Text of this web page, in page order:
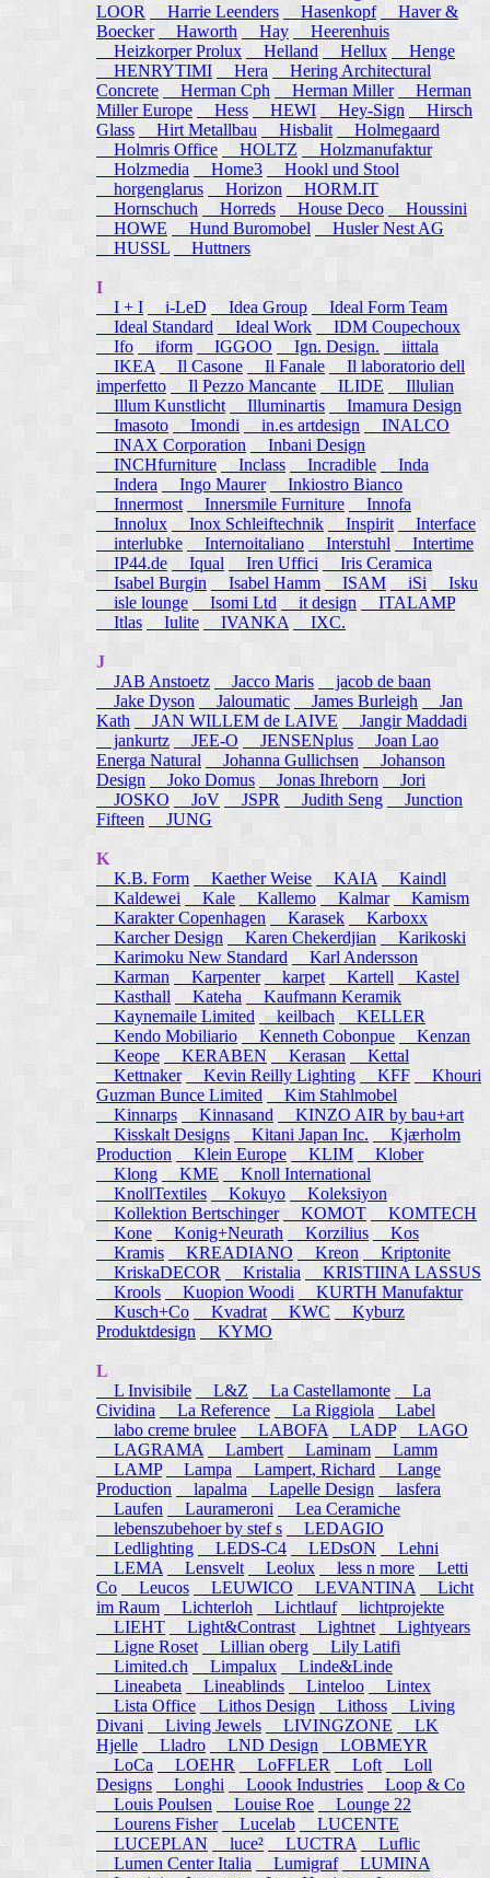
LOOR
Harrie Leenders Hasenkopf
Haver &
Boecker
Haworth Hay
Heerenhuis
Heizkorper Prolux
Helland Hellux
Henge
HENRYTIMI
Hera
Hering Architectural
Concrete
Herman Cph Herman Miller
Herman
Miller Europe
Hess HEWI Hey-Sign
Hirsch
Glass
Hirt Metallbau Hisbalit
Holmegaard
Holmris Office
HOLTZ
Holzmanufaktur
Holzmedia
Home3
Hookl und Stool
horgenglarus
Horizon
HORM.IT
Hornschuch
Horreds House Deco
Houssini
HOWE
Hund Buromobel
Husler Nest AG
HUSSL
Huttners
I
I + I
i-LeD Idea Group
Ideal Form Team
Ideal Standard
Ideal Work
IDM Coupechoux
Ifo
iform IGGOO Ign. Design.
iittala
IKEA
Il Casone Il Fanale
Il laboratorio dell
imperfetto
Il Pezzo Mancante ILIDE
Illulian
Illum Kunstlicht
Illuminartis
Imamura Design
Imasoto
Imondi in.es artdesign
INALCO
INAX Corporation
Inbani Design
INCHfurniture
Inclass Incradible
Inda
Indera
Ingo Maurer
Inkiostro Bianco
Innermost
Innersmile Furniture
Innofa
Innolux
Inox Schleiftechnik Inspirit
Interface
interlubke
Internoitaliano Interstuhl
Intertime
IP44.de
Iqual Iren Uffici
Iris Ceramica
Isabel Burgin
Isabel Hamm ISAM iSi Isku
isle lounge
Isomi Ltd it design
ITALAMP
Itlas
Iulite IVANKA IXC.
J
JAB Anstoetz
Jacco Maris
jacob de baan
Jake Dyson
Jaloumatic James Burleigh
Jan
Kath
JAN WILLEM de LAIVE
Jangir Maddadi
jankurtz JEE-O JENSENplus
Joan Lao
Energa Natural
Johanna Gullichsen
Johanson
Design
Joko Domus Jonas Ihreborn
Jori
JOSKO
JoV JSPR Judith Seng
Junction
Fifteen
JUNG
K
K.B. Form
Kaether Weise KAIA
Kaindl
Kaldewei
Kale Kallemo Kalmar
Kamism
Karakter Copenhagen
Karasek
Karboxx
Karcher Design
Karen Chekerdjian
Karikoski
Karimoku New Standard
Karl Andersson
Karman
Karpenter karpet Kartell
Kastel
Kasthall
Kateha
Kaufmann Keramik
Kaynemaile Limited keilbach
KELLER
Kendo Mobiliario
Kenneth Cobonpue
Kenzan
Keope
KERABEN Kerasan
Kettal
Kettnaker Kevin Reilly Lighting KFF
Khouri
Guzman Bunce Limited
Kim Stahlmobel
Kinnarps
Kinnasand
KINZO AIR by bau+art
Kisskalt Designs
Kitani Japan Inc.
Kjærholm
Production
Klein Europe KLIM
Klober
Klong
KME
Knoll International
KnollTextiles
Kokuyo
Koleksiyon
Kollektion Bertschinger KOMOT
KOMTECH
Kone
Konig+Neurath Korzilius
Kos
Kramis
KREADIANO Kreon
Kriptonite
KriskaDECOR
Kristalia
KRISTIINA LASSUS
Krools
Kuopion Woodi
KURTH Manufaktur
Kusch+Co
Kvadrat KWC
Kyburz
Produktdesign
KYMO
L
L Invisibile
L&Z La Castellamonte
La
Cividina
La Reference La Riggiola
Label
labo creme brulee
LABOFA LADP
LAGO
LAGRAMA
Lambert Laminam
Lamm
LAMP
Lampa Lampert, Richard
Lange
Production
lapalma Lapelle Design
lasfera
Laufen
Laurameroni
Lea Ceramiche
lebenszubehoer by stef s
LEDAGIO
Ledlighting
LEDS-C4 LEDsON
Lehni
LEMA
Lensvelt Leolux less n more
Letti
Co
Leucos LEUWICO LEVANTINA
Licht
im Raum
Lichterloh Lichtlauf lichtprojekte
LIEHT
Light&Contrast Lightnet
Lightyears
Ligne Roset
Lillian oberg
Lily Latifi
Limited.ch
Limpalux
Linde&Linde
Lineabeta
Lineablinds Linteloo
Lintex
Lista Office Lithos Design Lithoss
Living
Divani
Living Jewels LIVINGZONE
LK
Hjelle
Lladro LND Design
LOBMEYR
LoCa
LOEHR LoFFLER Loft
Loll
Designs
Longhi Loook Industries
Loop & Co
Louis Poulsen
Louise Roe
Lounge 22
Lourens Fisher
Lucelab
LUCENTE
LUCEPLAN
luce² LUCTRA
Luflic
Lumen Center Italia
Lumigraf
LUMINA